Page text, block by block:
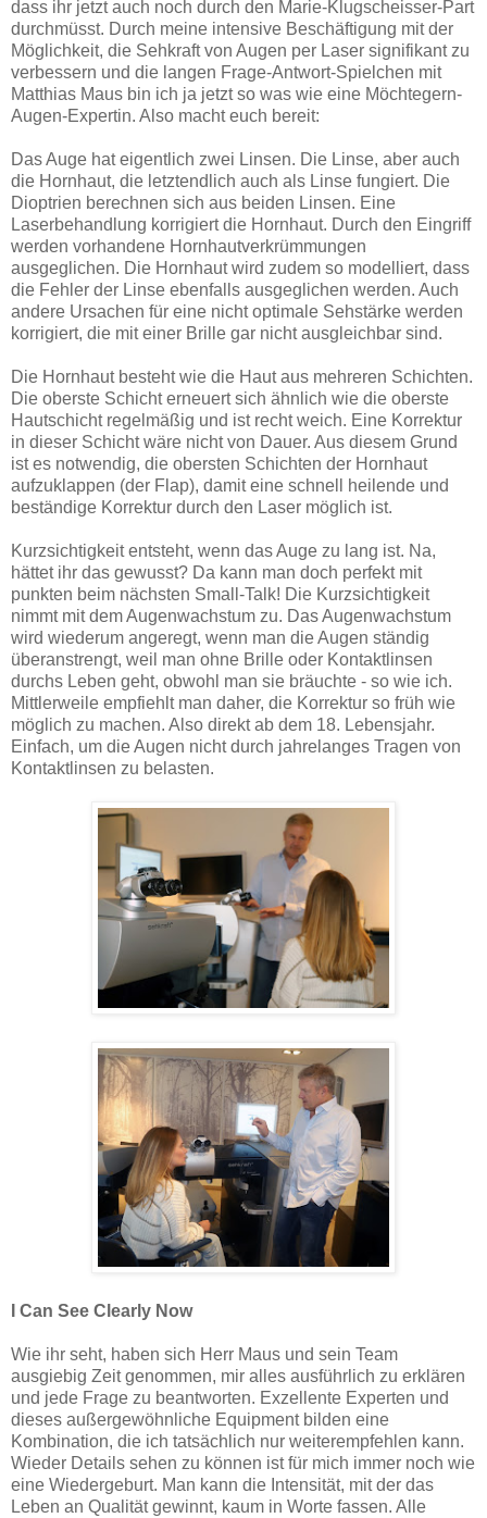
dass ihr jetzt auch noch durch den Marie-Klugscheisser-Part
durchmüsst. Durch meine intensive Beschäftigung mit der
Möglichkeit, die Sehkraft von Augen per Laser signifikant zu
verbessern und die langen Frage-Antwort-Spielchen mit
Matthias Maus bin ich ja jetzt so was wie eine Möchtegern-
Augen-Expertin. Also macht euch bereit:
Das Auge hat eigentlich zwei Linsen. Die Linse, aber auch
die Hornhaut, die letztendlich auch als Linse fungiert. Die
Dioptrien berechnen sich aus beiden Linsen. Eine
Laserbehandlung korrigiert die Hornhaut. Durch den Eingriff
werden vorhandene Hornhautverkrümmungen
ausgeglichen. Die Hornhaut wird zudem so modelliert, dass
die Fehler der Linse ebenfalls ausgeglichen werden. Auch
andere Ursachen für eine nicht optimale Sehstärke werden
korrigiert, die mit einer Brille gar nicht ausgleichbar sind.
Die Hornhaut besteht wie die Haut aus mehreren Schichten.
Die oberste Schicht erneuert sich ähnlich wie die oberste
Hautschicht regelmäßig und ist recht weich. Eine Korrektur
in dieser Schicht wäre nicht von Dauer. Aus diesem Grund
ist es notwendig, die obersten Schichten der Hornhaut
aufzuklappen (der Flap), damit eine schnell heilende und
beständige Korrektur durch den Laser möglich ist.
Kurzsichtigkeit entsteht, wenn das Auge zu lang ist. Na,
hättet ihr das gewusst? Da kann man doch perfekt mit
punkten beim nächsten Small-Talk! Die Kurzsichtigkeit
nimmt mit dem Augenwachstum zu. Das Augenwachstum
wird wiederum angeregt, wenn man die Augen ständig
überanstrengt, weil man ohne Brille oder Kontaktlinsen
durchs Leben geht, obwohl man sie bräuchte - so wie ich.
Mittlerweile empfiehlt man daher, die Korrektur so früh wie
möglich zu machen. Also direkt ab dem 18. Lebensjahr.
Einfach, um die Augen nicht durch jahrelanges Tragen von
Kontaktlinsen zu belasten.
I Can See Clearly Now
Wie ihr seht, haben sich Herr Maus und sein Team
ausgiebig Zeit genommen, mir alles ausführlich zu erklären
und jede Frage zu beantworten. Exzellente Experten und
dieses außergewöhnliche Equipment bilden eine
Kombination, die ich tatsächlich nur weiterempfehlen kann.
Wieder Details sehen zu können ist für mich immer noch wie
eine Wiedergeburt. Man kann die Intensität, mit der das
Leben an Qualität gewinnt, kaum in Worte fassen. Alle